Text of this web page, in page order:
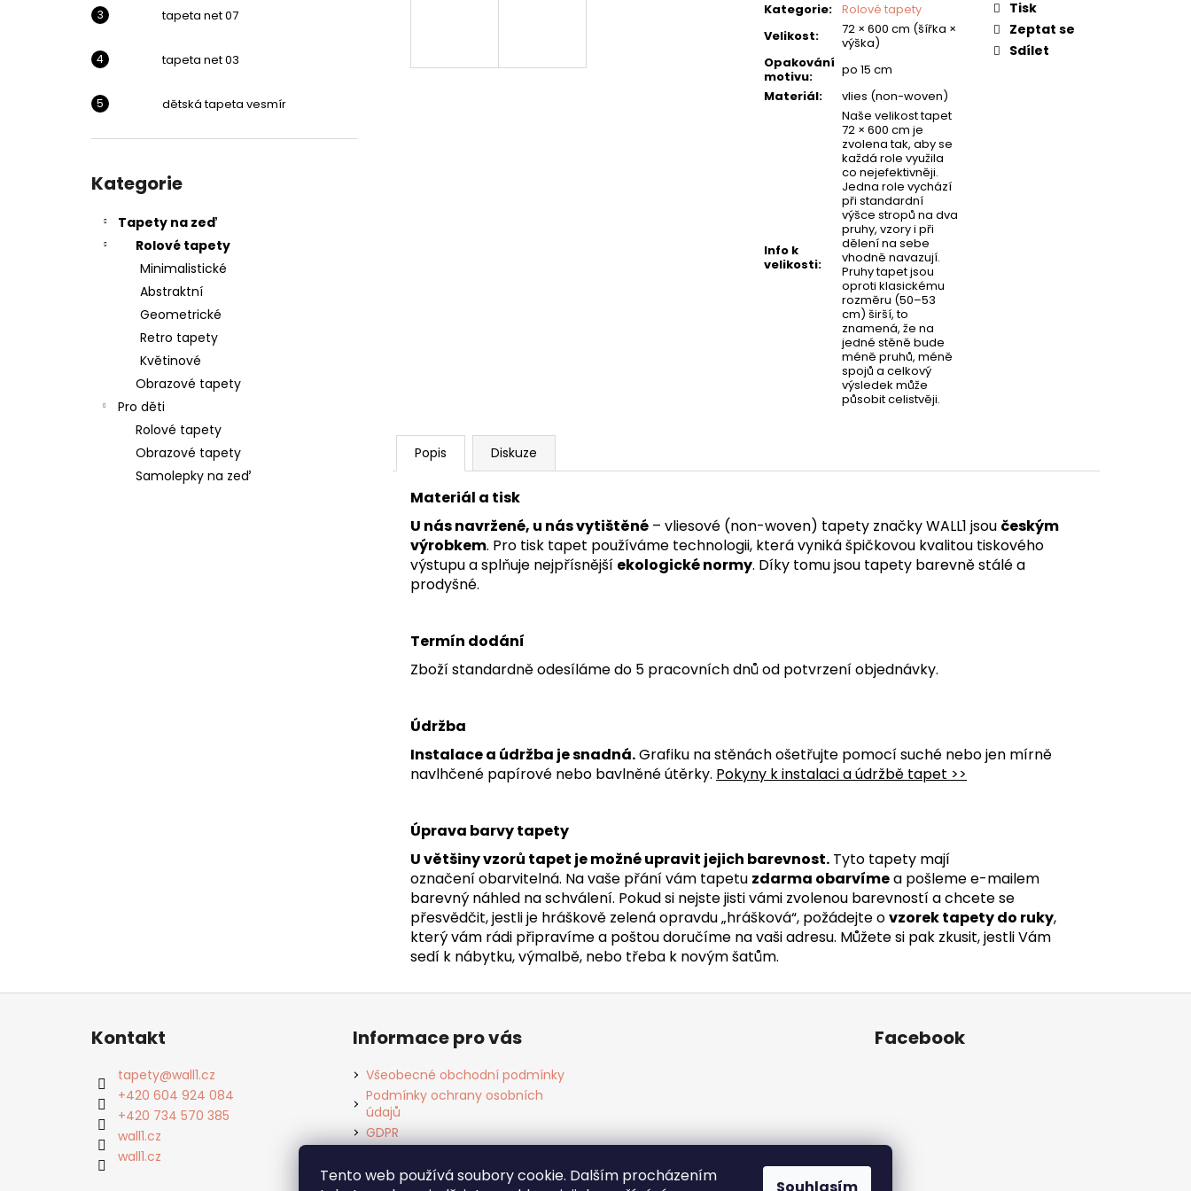
Tento web používá soubory cookie. Dalším procházením
tapeta net 07
tapeta net 03
dětská tapeta vesmír
kategorie
Kategorie
Tapety na zeď
Rolové tapety
Minimalistické
Abstraktní
Geometrické
Retro tapety
Květinové
Obrazové tapety
Pro děti
Rolové tapety
Obrazové tapety
Samolepky na zeď
Kategorie: Rolové tapety
Velikost:
72 × 600 cm (šířka ×
výška)
Opakování
motivu:
po 15 cm
Materiál: vlies (non-woven)
Info k
velikosti:
Naše velikost tapet
72 × 600 cm je
zvolena tak, aby se
každá role využila
co nejefektivněji.
Jedna role vychází
při standardní
výšce stropů na dva
pruhy, vzory i při
dělení na sebe
vhodně navazují.
Pruhy tapet jsou
oproti klasickému
rozměru (50–53
cm) širší, to
znamená, že na
jedné stěně bude
méně pruhů, méně
spojů a celkový
výsledek může
působit celistvěji.
Tisk
Zeptat se
Sdílet
Popis Diskuze
Materiál a tisk
U nás navržené, u nás vytištěné – vliesové (non-woven) tapety značky WALL1 jsou českým
výrobkem. Pro tisk tapet používáme technologii, která vyniká špičkovou kvalitou tiskového
výstupu a splňuje nejpřísnější ekologické normy. Díky tomu jsou tapety barevně stálé a
prodyšné.
Termín dodání
Zboží standardně odesíláme do 5 pracovních dnů od potvrzení objednávky.
Údržba
Instalace a údržba je snadná.Grafiku na stěnách ošetřujte pomocí suché nebo jen mírně
navlhčené papírové nebo bavlněné útěrky. Pokyny k instalaci a údržbě tapet >>
Úprava barvy tapety
U většiny vzorů tapet je možné upravit jejich barevnost. Tyto tapety mají
označení obarvitelná. Na vaše přání vám tapetu zdarma obarvímea pošleme e-mailem
barevný náhled na schválení. Pokud si nejste jisti vámi zvolenou barevností a chcete se
přesvědčit, jestli je hráškově zelená opravdu „hrášková“, požádejte ovzorek tapety do ruky,
který vám rádi připravíme a poštou doručíme na vaši adresu. Můžete si pak zkusit, jestli Vám
sedí k nábytku, výmalbě, nebo třeba k novým šatům.
Z
Kontakt
tapety@wall1.cz
+420 604 924 084
+420 734 570 385
wall1.cz
wall1.cz
Informace pro vás
Všeobecné obchodní podmínky
Podmínky ochrany osobních
údajů
GDPR
Kontakt
Facebook